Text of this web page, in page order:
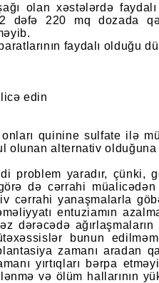
olan xəstələrdə
dəfə 220 mq dozada
faydalı olduğu
edin
quinine sulfate ilə
olunan alternativ olduğuna
problem yaradır, çünki,
də cərrahi müalicədən
yanaşmalarla
entuziamın
dərəcədə
bunun
zamanı aradan
yırtıqları bərpa
və ölüm hallarının